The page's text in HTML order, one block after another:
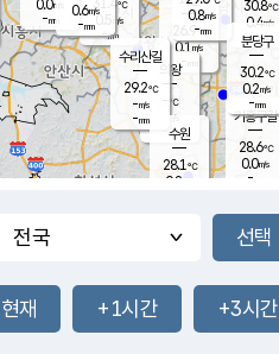
26.9℃
0.1m/s
- mm
-mm
26.5
℃
29.2℃
1.4m/s
-mm
의왕
- ℃
m/s
mm
31.4 ℃
0.5 m/s
-mm
0.0m/s
-mm
-mm
0.6m/s
-mm
30.8℃
0.4m/s
-mm
0.8m/s
-mm
기흥구갈
28.6℃
0.0m/s
-
수리산길
29.2℃
-m/s
-mm
분당구
30.2℃
0.2m/s
-mm
수원
28.1℃
0.8 m/s
현재 +1시간 +3시간